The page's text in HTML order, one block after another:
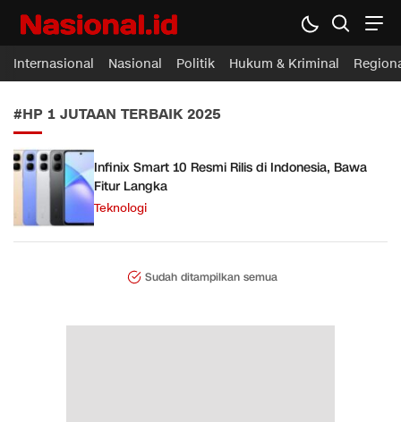
Nasional.id
Membawa Inspirasi Untuk Indonesia
Internasional Nasional Politik Hukum & Kriminal
#HP 1 JUTAAN TERBAIK 2025
Infinix Smart 10 Resmi Rilis di Indonesia, Bawa
Fitur Langka
Teknologi
Sudah ditampilkan semua